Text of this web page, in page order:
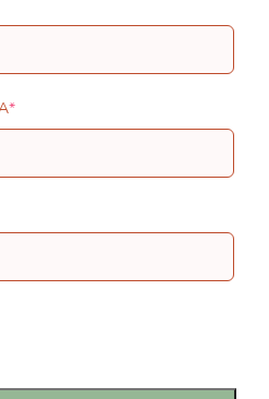
*